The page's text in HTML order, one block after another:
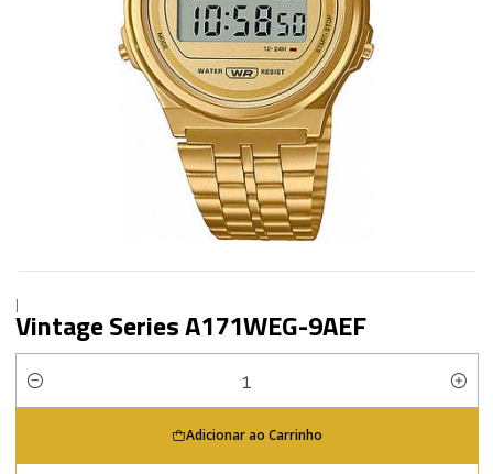
|
Vintage Series A171WEG-9AEF
Quantidade
Adicionar ao Carrinho